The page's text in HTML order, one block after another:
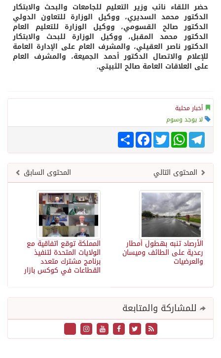
حضر اللقاء نائب وزير التعليم للجامعات والبحث والابتكار
الدكتور محمد السديري، ووكيل الوزارة للتعاون الدولي
الدكتور صالح القسومي، ووكيل الوزارة للتعليم العام
الدكتور محمد المقبل، ووكيل الوزارة للبحث والابتكار
الدكتور ناصر العقيلي، والمشرف العام على الإدارة العامة
للإعلام والاتصال الدكتور أحمد الجميعة، والمشرف العام
على العلاقات العامة صالح الثبيتي.
أخبار محلية
لا يوجد وسوم
انشر
FacebookTwitter
WhatsAppTelegram
المحتوى السابق المحتوى التالي
المملكة توقع اتفاقية مع
الولايات المتحدة لتنفيذ
برنامج مشترك متعدد
القطاعات في كوكس بازار
الأرصاد تنبه بهطول أمطار
رعدية على الطائف وميسان
والعرضيات
للمشاركة والمتابعة